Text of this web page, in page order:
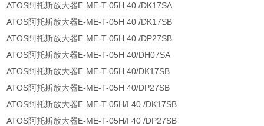
ATOS阿托斯放大器E-ME-T-05H 40 /DK17SA
ATOS阿托斯放大器E-ME-T-05H 40 /DK17SB
ATOS阿托斯放大器E-ME-T-05H 40 /DP27SB
ATOS阿托斯放大器E-ME-T-05H 40/DH07SA
ATOS阿托斯放大器E-ME-T-05H 40/DK17SB
ATOS阿托斯放大器E-ME-T-05H 40/DP27SB
ATOS阿托斯放大器E-ME-T-05H/I 40 /DK17SB
ATOS阿托斯放大器E-ME-T-05H/I 40 /DP27SB